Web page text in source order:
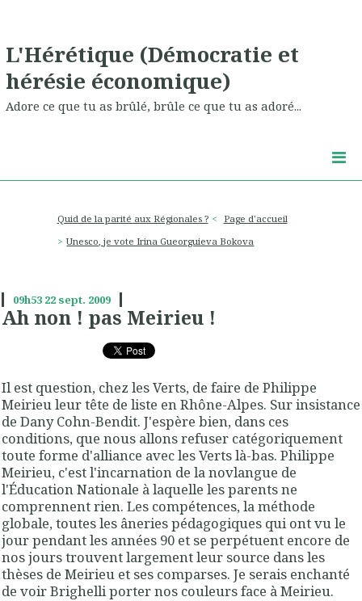
L'Hérétique (Démocratie et
hérésie économique)
Adore ce que tu as brûlé, brûle ce que tu as adoré...
Quid de la parité aux Régionales ?
Page d'accueil
Unesco, je vote Irina Gueorguieva Bokova
09h53 22 sept. 2009
Ah non ! pas Meirieu !
Il est question, chez les Verts, de faire de Philippe
Meirieu leur tête de liste en Rhône-Alpes. Sur insistance
de Dany Cohn-Bendit. J'espère bien, dans ces
conditions, que nous allons refuser catégoriquement
toute forme d'alliance avec les Verts là-bas. Philippe
Meirieu, c'est l'incarnation de la novlangue de
l'Éducation Nationale à laquelle les parents ne
comprennent rien. Les compétences, la méthode
globale, toutes les âneries pédagogiques qui ont vu le
jour pendant les années 90 et se perpétuent encore de
nos jours trouvent largement leur source dans les
thèses de Meirieu et ses comparses. Je serais enchanté
de voir Brighelli porter nos couleurs face à Meirieu.